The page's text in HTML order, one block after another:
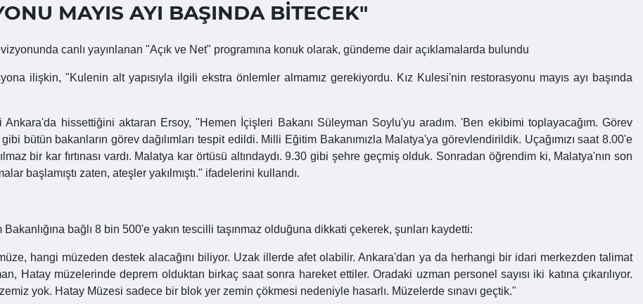
MAYIS AYI BAŞINDA BİTECEK"
canlı yayınlanan "Açık ve Net" programına konuk olarak, gündeme dair açıklamalarda bulundu
ilişkin, "Kulenin alt yapısıyla ilgili ekstra önlemler almamız gerekiyordu. Kız Kulesi'nin restorasyonu mayıs ayı başında
hissettiğini aktaran Ersoy, "Hemen İçişleri Bakanı Süleyman Soylu'yu aradım. 'Ben ekibimi toplayacağım. Görev
bütün bakanların görev dağılımları tespit edildi. Milli Eğitim Bakanımızla Malatya'ya görevlendirildik. Uçağımızı saat 8.00'e
bir kar fırtınası vardı. Malatya kar örtüsü altındaydı. 9.30 gibi şehre geçmiş olduk. Sonradan öğrendim ki, Malatya'nın son
başlamıştı zaten, ateşler yakılmıştı." ifadelerini kullandı.
bağlı 8 bin 500'e yakın tescilli taşınmaz olduğuna dikkati çekerek, şunları kaydetti:
hangi müzeden destek alacağını biliyor. Uzak illerde afet olabilir. Ankara'dan ya da herhangi bir idari merkezden talimat
Hatay müzelerinde deprem olduktan birkaç saat sonra hareket ettiler. Oradaki uzman personel sayısı iki katına çıkarılıyor.
yok. Hatay Müzesi sadece bir blok yer zemin çökmesi nedeniyle hasarlı. Müzelerde sınavı geçtik."